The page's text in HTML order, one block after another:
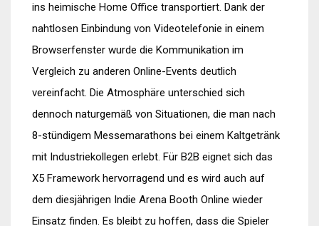
ins heimische Home Office transportiert. Dank der
nahtlosen Einbindung von Videotelefonie in einem
Browserfenster wurde die Kommunikation im
Vergleich zu anderen Online-Events deutlich
vereinfacht. Die Atmosphäre unterschied sich
dennoch naturgemäß von Situationen, die man nach
8-stündigem Messemarathons bei einem Kaltgetränk
mit Industriekollegen erlebt. Für B2B eignet sich das
X5 Framework hervorragend und es wird auch auf
dem diesjährigen Indie Arena Booth Online wieder
Einsatz finden. Es bleibt zu hoffen, dass die Spieler